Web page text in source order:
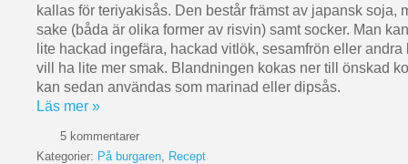
kallas för teriyakisås. Den består främst av japansk soja,
sake (båda är olika former av risvin) samt socker. Man
lite hackad ingefära, hackad vitlök, sesamfrön eller andra
vill ha lite mer smak. Blandningen kokas ner till önskad
kan sedan användas som marinad eller dipsås.
Läs mer »
5 kommentarer
Kategorier: På burgaren Recept